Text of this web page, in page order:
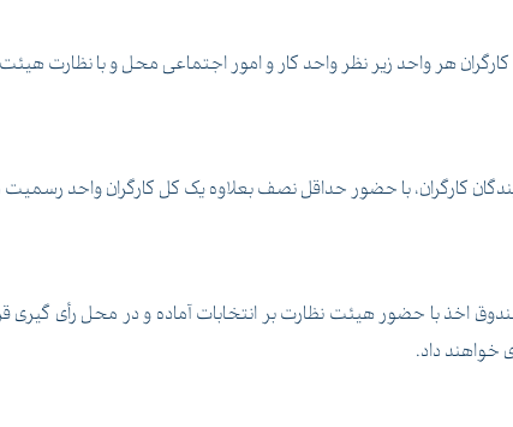
هر واحد زیر نظر واحد کار و امور اجتماعی محل و با نظارت هیئت مذکور در ماده 5 این
کارگران، با حضور حداقل نصف بعلاوه یک کل کارگران واحد
اخذ با حضور هیئت نظارت بر انتخابات آماده و در محل رأی
خواهند داد.